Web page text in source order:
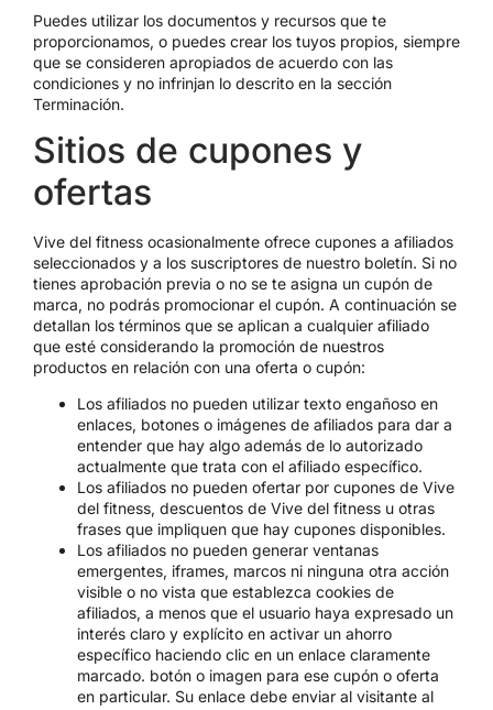
Puedes utilizar los documentos y recursos que te
proporcionamos, o puedes crear los tuyos propios, siempre
que se consideren apropiados de acuerdo con las
condiciones y no infrinjan lo descrito en la sección
Terminación.
Sitios de cupones y
ofertas
Vive del fitness ocasionalmente ofrece cupones a afiliados
seleccionados y a los suscriptores de nuestro boletín. Si no
tienes aprobación previa o no se te asigna un cupón de
marca, no podrás promocionar el cupón. A continuación se
detallan los términos que se aplican a cualquier afiliado
que esté considerando la promoción de nuestros
productos en relación con una oferta o cupón:
Los afiliados no pueden utilizar texto engañoso en
enlaces, botones o imágenes de afiliados para dar a
entender que hay algo además de lo autorizado
actualmente que trata con el afiliado específico.
Los afiliados no pueden ofertar por cupones de Vive
del fitness, descuentos de Vive del fitness u otras
frases que impliquen que hay cupones disponibles.
Los afiliados no pueden generar ventanas
emergentes, iframes, marcos ni ninguna otra acción
visible o no vista que establezca cookies de
afiliados, a menos que el usuario haya expresado un
interés claro y explícito en activar un ahorro
específico haciendo clic en un enlace claramente
marcado. botón o imagen para ese cupón o oferta
en particular. Su enlace debe enviar al visitante al